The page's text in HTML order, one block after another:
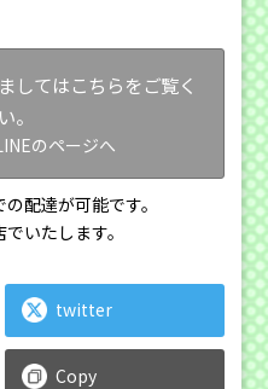
してはこちらをご覧く
。
のページへ
配達が可能です。
いたします。
twitter
Copy